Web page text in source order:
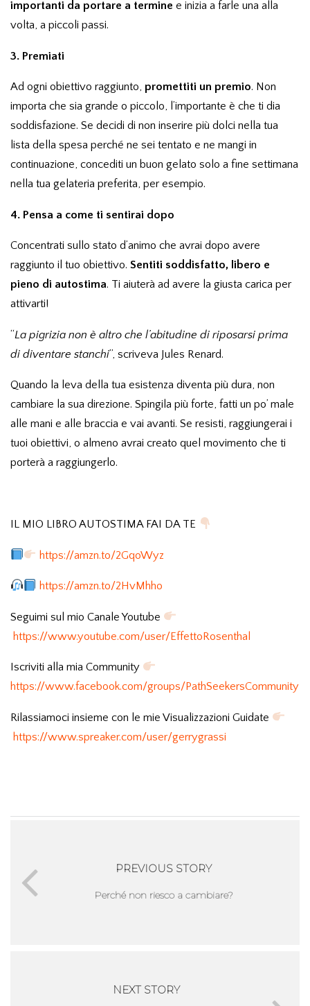
importanti da portare a termine e inizia a farle una alla
volta, a piccoli passi.
3. Premiati
Ad ogni obiettivo raggiunto, promettiti un premio. Non
importa che sia grande o piccolo, l’importante è che ti dia
soddisfazione. Se decidi di non inserire più dolci nella tua
lista della spesa perché ne sei tentato e ne mangi in
continuazione, concediti un buon gelato solo a fine settimana
nella tua gelateria preferita, per esempio.
4. Pensa a come ti sentirai dopo
Concentrati sullo stato d’animo che avrai dopo avere
raggiunto il tuo obiettivo. Sentiti soddisfatto, libero e
pieno di autostima. Ti aiuterà ad avere la giusta carica per
attivarti!
“La pigrizia non è altro che l’abitudine di riposarsi prima
di diventare stanchi”, scriveva Jules Renard.
Quando la leva della tua esistenza diventa più dura, non
cambiare la sua direzione. Spingila più forte, fatti un po’ male
alle mani e alle braccia e vai avanti. Se resisti, raggiungerai i
tuoi obiettivi, o almeno avrai creato quel movimento che ti
porterà a raggiungerlo.
IL MIO LIBRO AUTOSTIMA FAI DA TE
https://amzn.to/2GqoWyz
https://amzn.to/2HvMhho
Seguimi sul mio Canale Youtube
https://www.youtube.com/user/EffettoRosenthal
Iscriviti alla mia Community
https://www.facebook.com/groups/PathSeekersCommunity
Rilassiamoci insieme con le mie Visualizzazioni Guidate
https://www.spreaker.com/user/gerrygrassi
PREVIOUS STORY
Perché non riesco a cambiare?
NEXT STORY